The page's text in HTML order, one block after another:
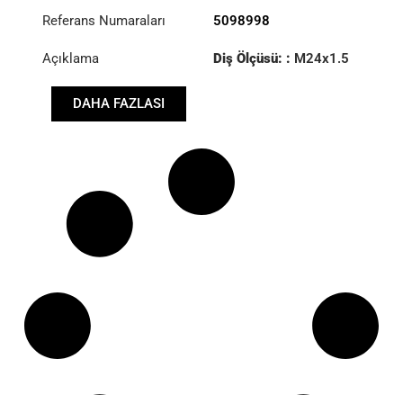
Referans Numaraları 5098998
Açıklama Diş Ölçüsü: : M24x1.5
Uzunluk: (mm):
DAHA FAZLASI